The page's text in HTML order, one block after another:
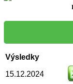
Výsledky
15.12.2024